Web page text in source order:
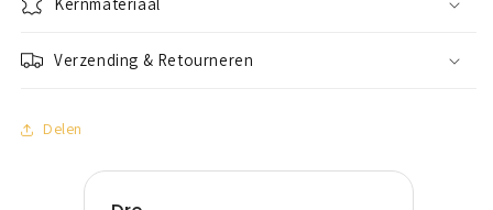
Verzending & Retourneren
Delen